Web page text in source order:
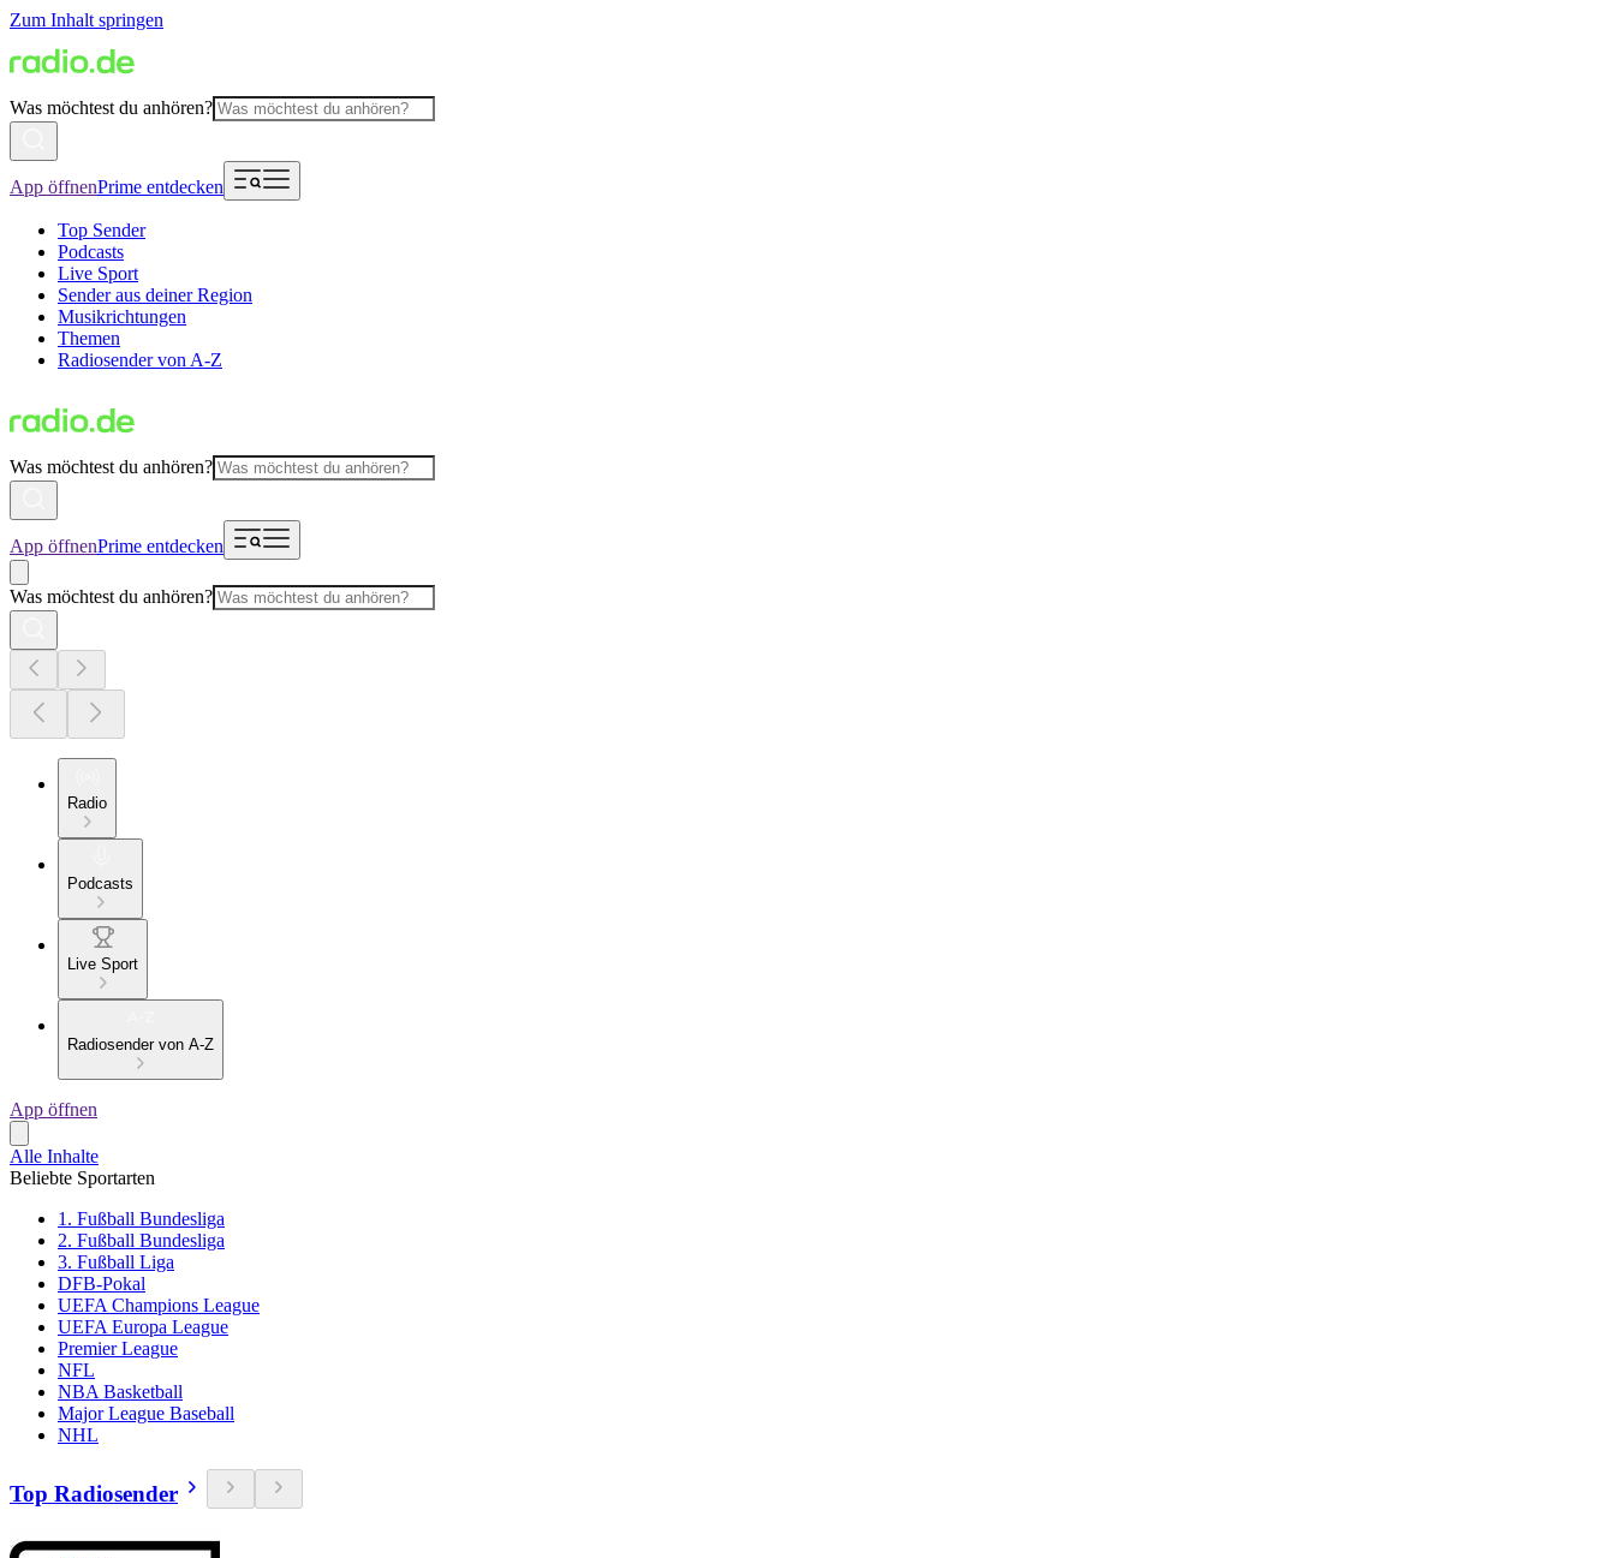
Zum Inhalt springen
Was möchtest du anhören?
App öffnenPrime entdecken
Top Sender
Podcasts
Live Sport
Sender aus deiner Region
Musikrichtungen
Themen
Radiosender von A-Z
Was möchtest du anhören?
App öffnenPrime entdecken
Was möchtest du anhören?
Radio
Podcasts
Live Sport
Radiosender von A-Z
App öffnen
Alle Inhalte
Beliebte Sportarten
1. Fußball Bundesliga
2. Fußball Bundesliga
3. Fußball Liga
DFB-Pokal
UEFA Champions League
UEFA Europa League
Premier League
NFL
NBA Basketball
Major League Baseball
NHL
Top Radiosender